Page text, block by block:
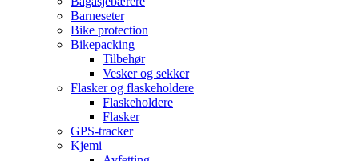
Barneseter
Bike protection
Bikepacking
Tilbehør
Vesker og sekker
Flasker og flaskeholdere
Flaskeholdere
Flasker
GPS-tracker
Kjemi